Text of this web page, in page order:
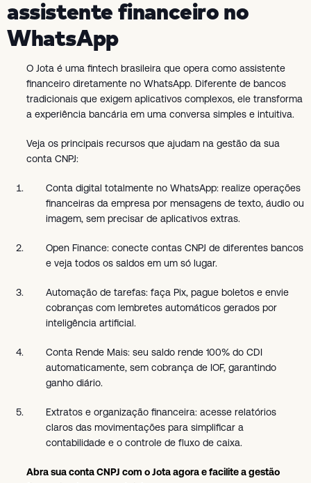
assistente financeiro no
WhatsApp
O Jota é uma fintech brasileira que opera como assistente
financeiro diretamente no WhatsApp. Diferente de bancos
tradicionais que exigem aplicativos complexos, ele transforma
a experiência bancária em uma conversa simples e intuitiva.
Veja os principais recursos que ajudam na gestão da sua
conta CNPJ:
Conta digital totalmente no WhatsApp: realize operações
financeiras da empresa por mensagens de texto, áudio ou
imagem, sem precisar de aplicativos extras.
Open Finance: conecte contas CNPJ de diferentes bancos
e veja todos os saldos em um só lugar.
Automação de tarefas: faça Pix, pague boletos e envie
cobranças com lembretes automáticos gerados por
inteligência artificial.
Conta Rende Mais: seu saldo rende 100% do CDI
automaticamente, sem cobrança de IOF, garantindo
ganho diário.
Extratos e organização financeira: acesse relatórios
claros das movimentações para simplificar a
contabilidade e o controle de fluxo de caixa.
Abra sua conta CNPJ com o Jota agora e facilite a gestão